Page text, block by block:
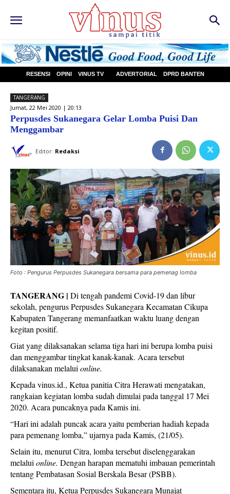
RESENSI OPINI VINUS TV ADVERTORIAL DPRD BANTEN
TANGERANG
Jumat, 22 Mei 2020 | 20:13
Perpusdes Sukanegara Gelar Lomba Puisi Dan
Menggambar
Editor: Redaksi
Foto : Pengurus Perpusdes Sukanegara bersama para pemenag lomba
TANGERANG | Di tengah pandemi Covid-19 dan libur
sekolah, pengurus Perpusdes Sukanegara Kecamatan Cikupa
Kabupaten Tangerang memanfaatkan waktu luang dengan
kegitan positif.
Giat yang dilaksanakan selama tiga hari ini berupa lomba puisi
dan menggambar tingkat kanak-kanak. Acara tersebut
dilaksanakan melaluionline.
Kepada vinus.id., Ketua panitia Citra Herawati mengatakan,
rangkaian kegiatan lomba sudah dimulai pada tanggal 17 Mei
2020. Acara puncaknya pada Kamis ini.
“Hari ini adalah puncak acara yaitu pemberian hadiah kepada
para pemenang lomba,” ujarnya pada Kamis, (21/05).
Selain itu, menurut Citra, lomba tersebut diselenggarakan
melaluionline. Dengan harapan mematuhi imbauan pemerintah
tentang Pembatasan Sosial Berskala Besar (PSBB).
Sementara itu, Ketua Perpusdes Sukanegara Munajat